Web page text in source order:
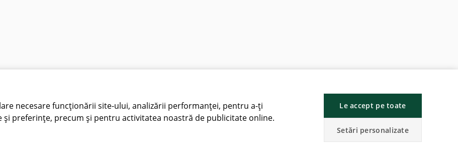
necesare funcționării site-ului, analizării performanței, pentru a-ți
preferințe, precum și pentru activitatea noastră de publicitate online.
Le accept pe toate
Setări personalizate